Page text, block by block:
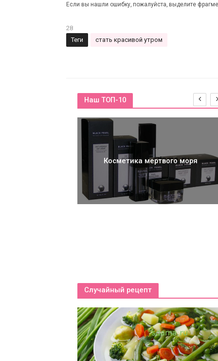
Если вы нашли ошибку, пожалуйста, выделите
28
Теги
стать красивой утром
Наш ТОП-10
Косметика мертвого моря
Случайный рецепт